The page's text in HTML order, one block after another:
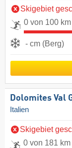
Skigebiet
0 von 100
- cm (Berg)
Dolomites Val
Italien
Skigebiet
0 von 181